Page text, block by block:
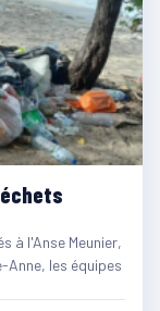
à l'Anse Meunier,
Anne, les équipes